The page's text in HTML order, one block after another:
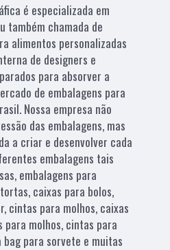
é especializada em
também chamada de
alimentos personalizadas
de designers e
para absorver a
de embalagens para
Nossa empresa não
das embalagens, mas
a criar e desenvolver cada
embalagens tais
embalagens para
caixas para bolos,
cintas para molhos, caixas
molhos, cintas para
para sorvete e muitas